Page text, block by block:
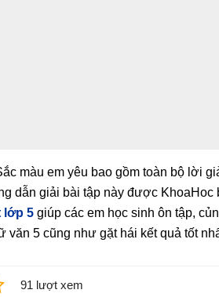
màu em yêu bao gồm toàn bộ lời
dẫn giải bài tập này được KhoaHoc
lớp 5 giúp các em học sinh ôn tập,
văn 5 cũng như gặt hái kết quả tốt
91 lượt xem